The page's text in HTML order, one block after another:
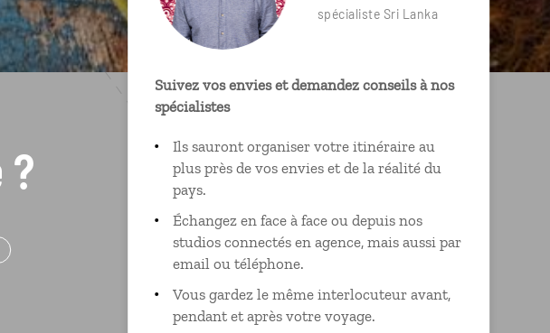
spécialiste Sri Lanka
Suivez vos envies et demandez conseils à nos
spécialistes
Ils sauront organiser votre itinéraire au
plus près de vos envies et de la réalité du
pays.
Échangez en face à face ou depuis nos
studios connectés en agence, mais aussi par
email ou téléphone.
Vous gardez le même interlocuteur avant,
pendant et après votre voyage.